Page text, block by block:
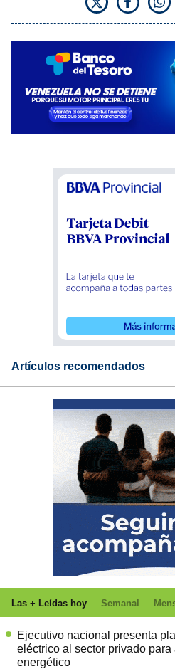
Artículos recomendados
Las + Leídas hoy Semanal
Ejecutivo nacional presenta
eléctrico al sector privado
energético